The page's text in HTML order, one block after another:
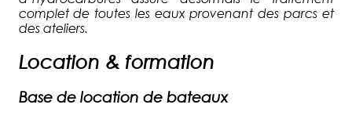
complet de toutes les eaux provenant des parcs et
des ateliers.
Location & formation
Base de location de bateaux